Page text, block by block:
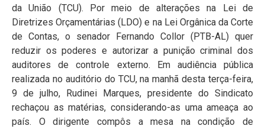
da União (TCU). Por meio de alterações na Lei de
Diretrizes Orçamentárias (LDO) e na Lei Orgânica da Corte
de Contas, o senador Fernando Collor (PTB-AL) quer
reduzir os poderes e autorizar a punição criminal dos
auditores de controle externo. Em audiência pública
realizada no auditório do TCU, na manhã desta terça-feira,
9 de julho, Rudinei Marques, presidente do Sindicato
rechaçou as matérias, considerando-as uma ameaça ao
país. O dirigente compôs a mesa na condição de